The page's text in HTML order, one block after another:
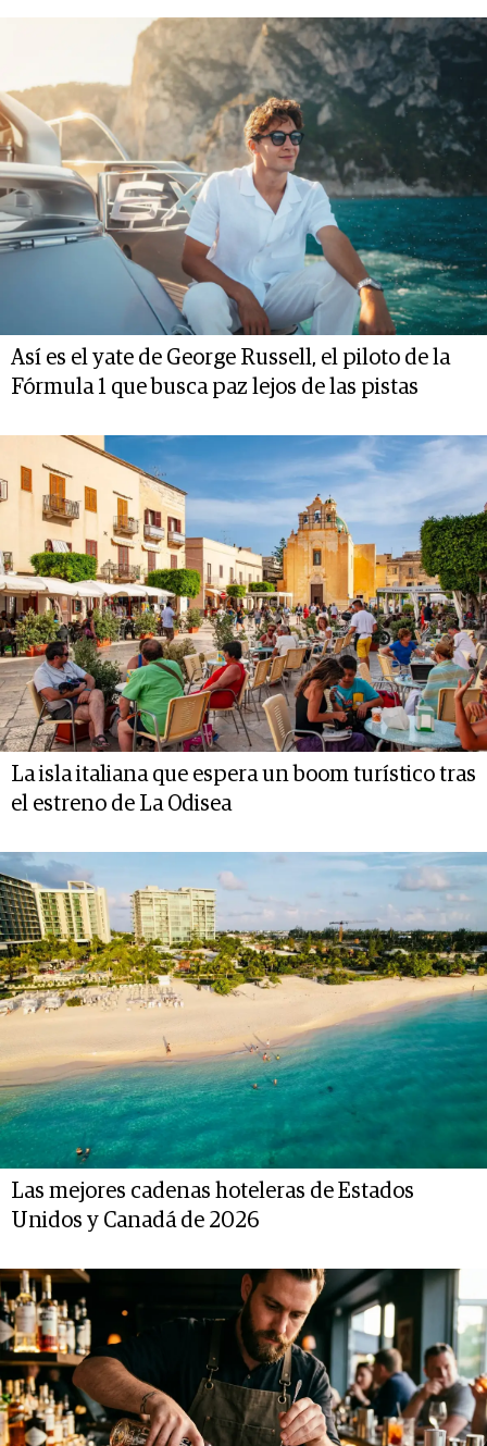
Así es el yate de George Russell, el piloto de la
Fórmula 1 que busca paz lejos de las pistas
La isla italiana que espera un boom turístico tras
el estreno de La Odisea
Las mejores cadenas hoteleras de Estados
Unidos y Canadá de 2026